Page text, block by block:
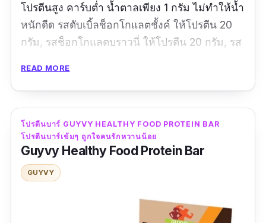
ผู้ที่ต้องการของว่างที่มีคุณค่าทางโภชนาการ
เพื่อทานระหว่างวัน
ผู้ที่ชื่นชอบรสชาติชาไทย โปรตีนบาร์มีครีมชา
ไทยที่เข้มข้นและหอมหวาน
รีวิว Castle Black โปรตีนบาร์รสชาไทย จากผู้
ทานจริง:
"ส่วนตัวคิดว่าเนื้อสัมผัสค่อนข้างแข็ง ใครฟันไม่
แข็งแรงข้ามไปก่อน เมื่อเทียบปริมาณโปรตีนกับ
แคลอรี่ถือว่าไม่เหมาะสำหรับผู้ที่ต้องการควบคุม
มะพร้าวที่มีค่า IG ต่ำ ใครที่ชอบรสชาติชาไทยต้อง
โปรตีนสูง คาร์บต่ำ น้ำตาลเพียง 1 กรัม ไม่ทำให้น้ำ
หนักดีด รสดับเบิ้ลช็อกโกแลตชั้งค์ ให้โปรตีน 20
กรัม, รสช็อกโกแลตบราวนี่ ให้โปรตีน 20 กรัม, รส
แอนด์ครีม ให้โปรตีน 21 กรัม แนะนำให้ทานหลัง
ออกกำลังกาย 30 - 45 นาที เพื่อทดแทนโปรตีนที่
ร่างกายต้องสูญเสียไปขณะออกกำลังกาย
ข้อมูลเฉพาะ
รสชาติ :รสคุกกี้แอนด์ครีม, รสช็อกโกแลตชิพคุกกี้
แลตชั้งค์, รสช็อกโกแลตพีนัทบัตเตอร์
READ MORE
โปรตีนบาร์ GUYVY HEALTHY FOOD PROTEIN BAR
โปรตีนบาร์เข้มๆ ถูกใจคนรักหวานน้อย
Guyvy Healthy Food Protein Bar
GUYVY